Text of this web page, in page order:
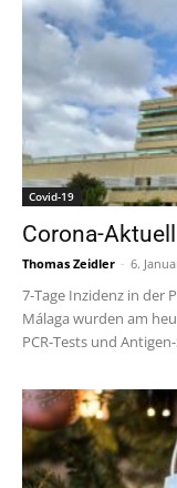
Covid-19
Corona-
Thomas Zeidler - 6.
7-Tage Inzidenz in der
Málaga wurden am
PCR-Tests und